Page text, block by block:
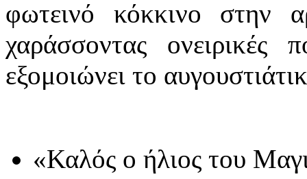
φωτεινό κόκκινο στην
χαράσσοντας
εξομοιώνει το
«Καλός ο ήλιος του